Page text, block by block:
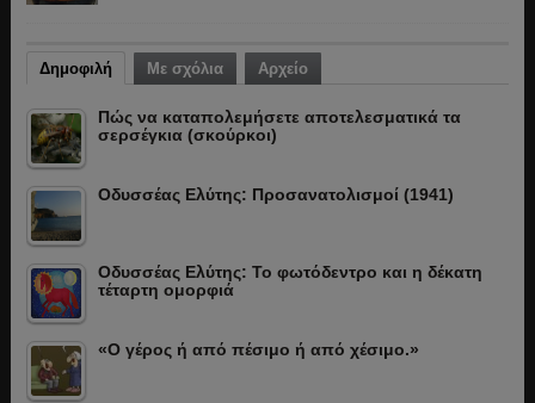
Δημοφιλή Με σχόλια Αρχείο
Πώς να καταπολεμήσετε αποτελεσματικά τα
σερσέγκια (σκούρκοι)
Οδυσσέας Ελύτης: Προσανατολισμοί (1941)
Οδυσσέας Ελύτης: Το φωτόδεντρο και η δέκατη
τέταρτη ομορφιά
«Ο γέρος ή από πέσιμο ή από χέσιμο.»